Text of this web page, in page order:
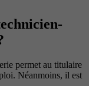
permet au titulaire
Néanmoins, il est